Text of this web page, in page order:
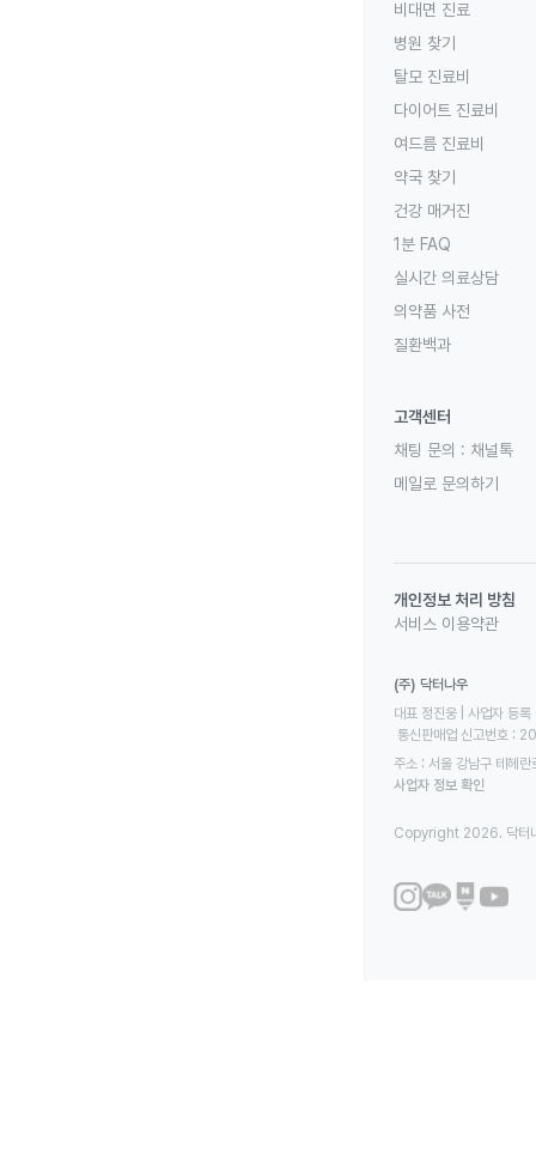
비대면 진료
병원 찾기
탈모 진료비
다이어트 진료비
여드름 진료비
약국 찾기
건강 매거진
1분 FAQ
실시간 의료상담
의약품 사전
질환백과
고객센터
채팅 문의 : 채널톡
메일로 문의하기
개인정보 처리 방침
서비스 이용약관
(주) 닥터나우
대표 정진웅 | 사업자
통신판매업 신고번호
주소 : 서울 강남구 테헤
사업자 정보 확인
Copyright 2026. 닥터